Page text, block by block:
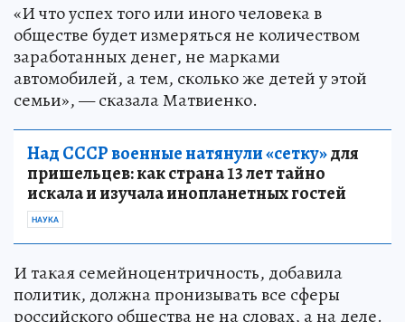
«И что успех того или иного человека в
обществе будет измеряться не количеством
заработанных денег, не марками
автомобилей, а тем, сколько же детей у этой
семьи», — сказала Матвиенко.
Над СССР военные натянули «сетку»для
пришельцев: как страна 13 лет тайно
искала и изучала инопланетных гостей
НАУКА
И такая семейноцентричность, добавила
политик, должна пронизывать все сферы
российского общества не на словах, а на деле.